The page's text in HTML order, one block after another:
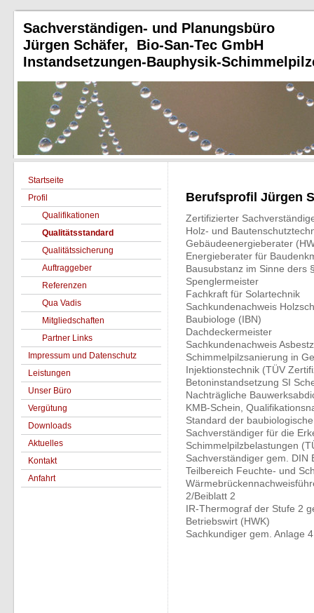
Sachverständigen- und Planungsbüro
Jürgen Schäfer, Bio-San-Tec GmbH
Instandsetzungen-Bauphysik-
Startseite
Profil
Qualifikationen
Qualitätsstandard
Qualitätssicherung
Auftraggeber
Referenzen
Qua Vadis
Mitgliedschaften
Partner Links
Impressum und Datenschutz
Leistungen
Unser Büro
Vergütung
Downloads
Aktuelles
Kontakt
Anfahrt
Berufsprofil Jürgen
Zertifizierter
Holz- und
Gebäudeenergieberater
Energieberater für
Bausubstanz im Sinne ders
Spenglermeister
Fachkraft für Solartechnik
Sachkundenachweis
Baubiologe (IBN)
Dachdeckermeister
Sachkundenachweis
Schimmelpilzsanierung in
Injektionstechnik (TÜV
Betoninstandsetzung SI
Nachträgliche
KMB-Schein,
Standard der
Sachverständiger für die
Schimmelpilzbelastungen
Sachverständiger gem. DIN
Teilbereich Feuchte- und
2/Beiblatt 2
IR-Thermograf der Stufe 2
Betriebswirt (HWK)
Sachkundiger gem. Anlage